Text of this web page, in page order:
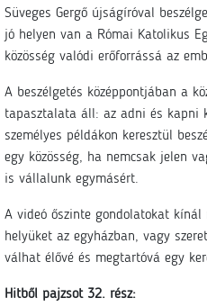
Süveges Gergő újságíróval
jó helyen van a Római Katolikus
közösség valódi erőforrássá az
A beszélgetés középpontjában a
tapasztalata áll: az adni és kapni
személyes példákon keresztül
egy közösség, ha nemcsak jelen
is vállalunk egymásért.
A videó őszinte gondolatokat
helyüket az egyházban, vagy
válhat élővé és megtartóvá egy
Hitből pajzsot 32. rész: